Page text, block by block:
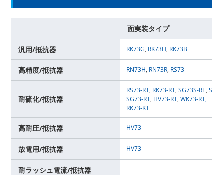
面実装タイプ
汎用/抵抗器 RK73G, RK73H, RK73B
高精度/抵抗器 RN73H, RN73R, RS73
耐硫化/抵抗器
RS73-RT, RK73-RT,SG73S-RT,
SG73-RT, HV73-RT,WK73-RT,
RK73-KT
高耐圧/抵抗器 HV73
放電用/抵抗器 HV73
耐ラッシュ電流/抵抗器